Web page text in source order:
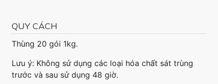
QUY CÁCH
Thùng 20 gói 1kg.
Lưu ý: Không sử dụng các loại hóa chất sát trùng
trước và sau sử dụng 48 giờ.